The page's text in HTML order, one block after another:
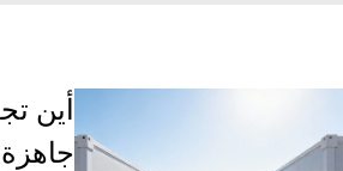
أين
جاهزة